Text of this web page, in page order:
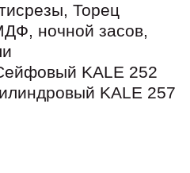
Торец
ночной засов,
KALE 252
KALE 257